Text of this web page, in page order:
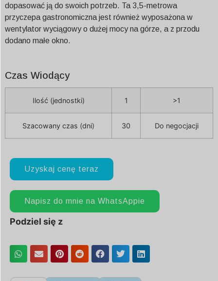
dopasować ją do swoich potrzeb. Ta 3,5-metrowa
przyczepa gastronomiczna jest również wyposażona w
wentylator wyciągowy o dużej mocy na górze, a z przodu
dodano małe okno.
Czas Wiodący
Ilość (jednostki) 1 >1
Szacowany czas (dni) 30 Do negocjacji
Uzyskaj cenę teraz
Napisz do mnie na WhatsAppie
Podziel się z